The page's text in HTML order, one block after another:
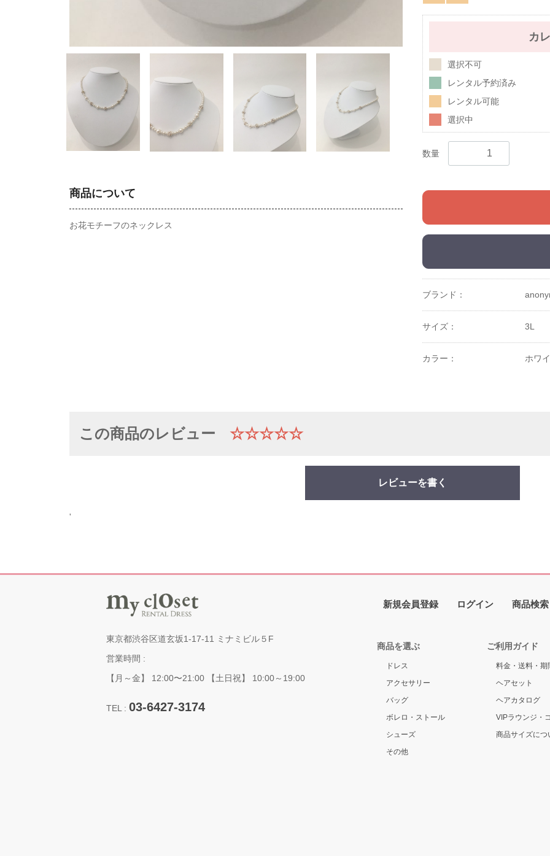
商品について
お花モチーフのネックレス
カ
選択不可
レンタル予約済み
レンタル可能
選択中
数量
ブランド：
サイズ： 3L
カラー： ホワ
この商品のレビュー ☆☆☆☆☆
レビューを書く
'
東京都渋谷区道玄坂1-17-11 ミナミビル５F
営業時間 :
【月～金】 12:00〜21:00 【土日祝】 10:00～19:00
TEL : 03-6427-3174
新規会員登録 ログイン 商品検索
商品を選ぶ
ドレス
アクセサリー
バッグ
ボレロ・ストール
シューズ
その他
ご利用ガイド
料金・送料・期
ヘアセット
ヘアカタログ
VIPラウンジ・
商品サイズにつ